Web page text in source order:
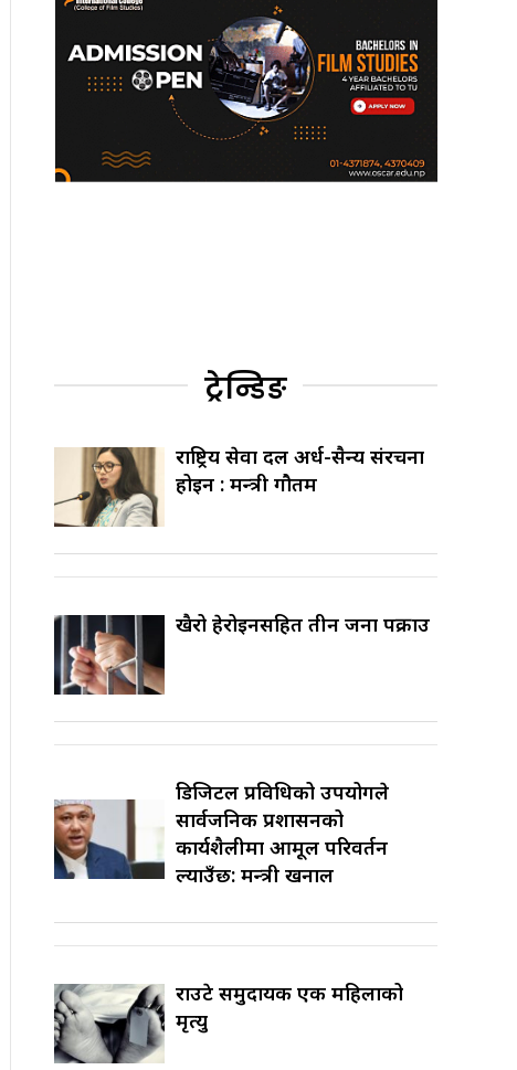
ट्रेन्डिङ
राष्ट्रिय सेवा दल अर्ध-सैन्य संरचना
होइन : मन्त्री गौतम
खैरो हेरोइनसहित तीन जना पक्राउ
डिजिटल प्रविधिको उपयोगले
सार्वजनिक प्रशासनको
कार्यशैलीमा आमूल परिवर्तन
ल्याउँछ: मन्त्री खनाल
राउटे समुदायकी एक महिलाको
मृत्यु